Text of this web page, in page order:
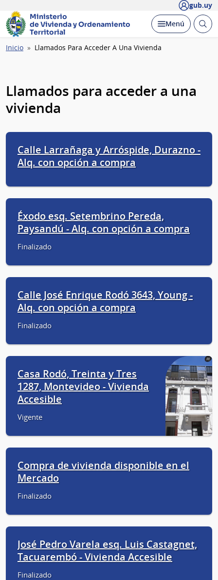
gub.uy
Ministerio
de Vivienda yOrdenamiento
Territorial
Desplegar
Menú Abrir
Ruta
Inicio Llamados Para Acceder A Una Vivienda
Llamados para acceder a una
vivienda
Calle Larrañaga y Arróspide, Durazno -
Alq. con opción a compra
Éxodo esq. Setembrino Pereda,
Paysandú - Alq. con opción a compra
Finalizado
Calle José Enrique Rodó 3643, Young -
Alq. con opción a compra
Finalizado
Casa Rodó, Treinta y Tres
1287, Montevideo - Vivienda
Accesible
Vigente
Compra de vivienda disponible en el
Mercado
Finalizado
José Pedro Varela esq. Luis Castagnet,
Tacuarembó - Vivienda Accesible
Finalizado